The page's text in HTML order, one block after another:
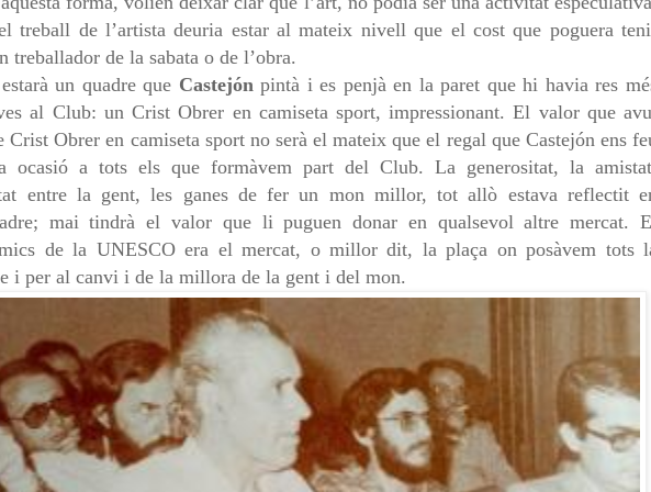
treball de l’artista deuria estar al mateix nivell que el cost que poguera
treballador de la sabata o de l’obra.
un quadre que Castejónpintà i es penjà en la paret que hi havia res
al Club: un Crist Obrer en camiseta sport, impressionant. El valor que
Crist Obrer en camiseta sport no serà el mateix que el regal que Castejón ens
ocasió a tots els que formàvem part del Club. La generositat, la
entre la gent, les ganes de fer un mon millor, tot allò estava reflectit
mai tindrà el valor que li puguen donar en qualsevol altre mercat.
de la UNESCO era el mercat, o millor dit, la plaça on posàvem tots
i per al canvi i de la millora de la gent i del mon.